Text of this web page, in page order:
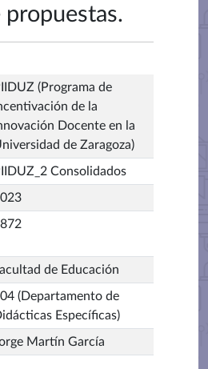
propuestas.
(Programa de
de la
Docente en la
de Zaragoza)
Consolidados
de Educación
(Departamento de
Específicas)
Martín García